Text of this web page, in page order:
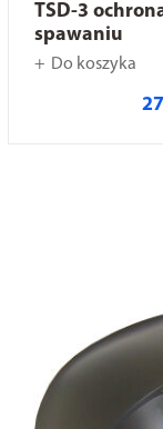
TSD-3
spawaniu
Do koszyka